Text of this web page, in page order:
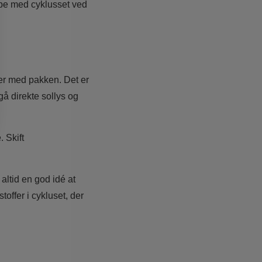
med cyklusset ved
med pakken. Det er
direkte sollys og
Skift
en god idé at
i cykluset, der